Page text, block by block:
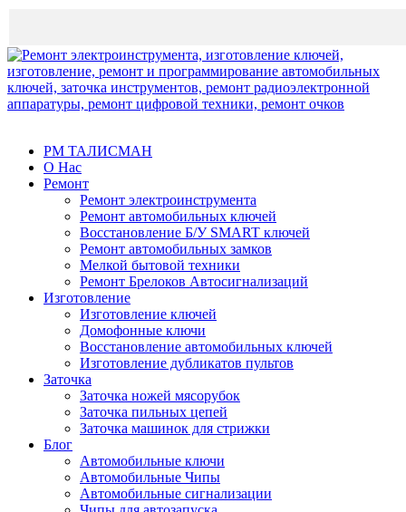
РМ ТАЛИСМАН
О Нас
Ремонт
Ремонт электроинструмента
Ремонт автомобильных ключей
Восстановление Б/У SMART ключей
Ремонт автомобильных замков
Мелкой бытовой техники
Ремонт Брелоков Автосигнализаций
Изготовление
Изготовление ключей
Домофонные ключи
Восстановление автомобильных ключей
Изготовление дубликатов пультов
Заточка
Заточка ножей мясорубок
Заточка пильных цепей
Заточка машинок для стрижки
Блог
Автомобильные ключи
Автомобильные Чипы
Автомобильные сигнализации